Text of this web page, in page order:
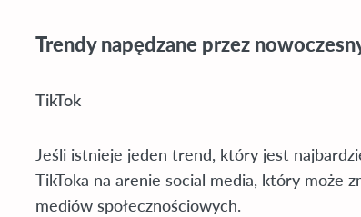
Trendy napędzane przez
TikTok
Jeśli istnieje jeden trend, który jest
TikToka na arenie social media, który może
mediów społecznościowych.